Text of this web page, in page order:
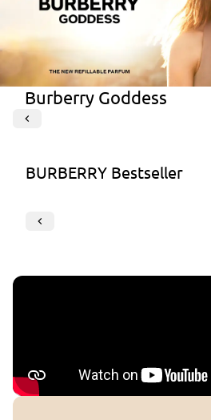
Burberry Goddess
BURBERRY Bestseller